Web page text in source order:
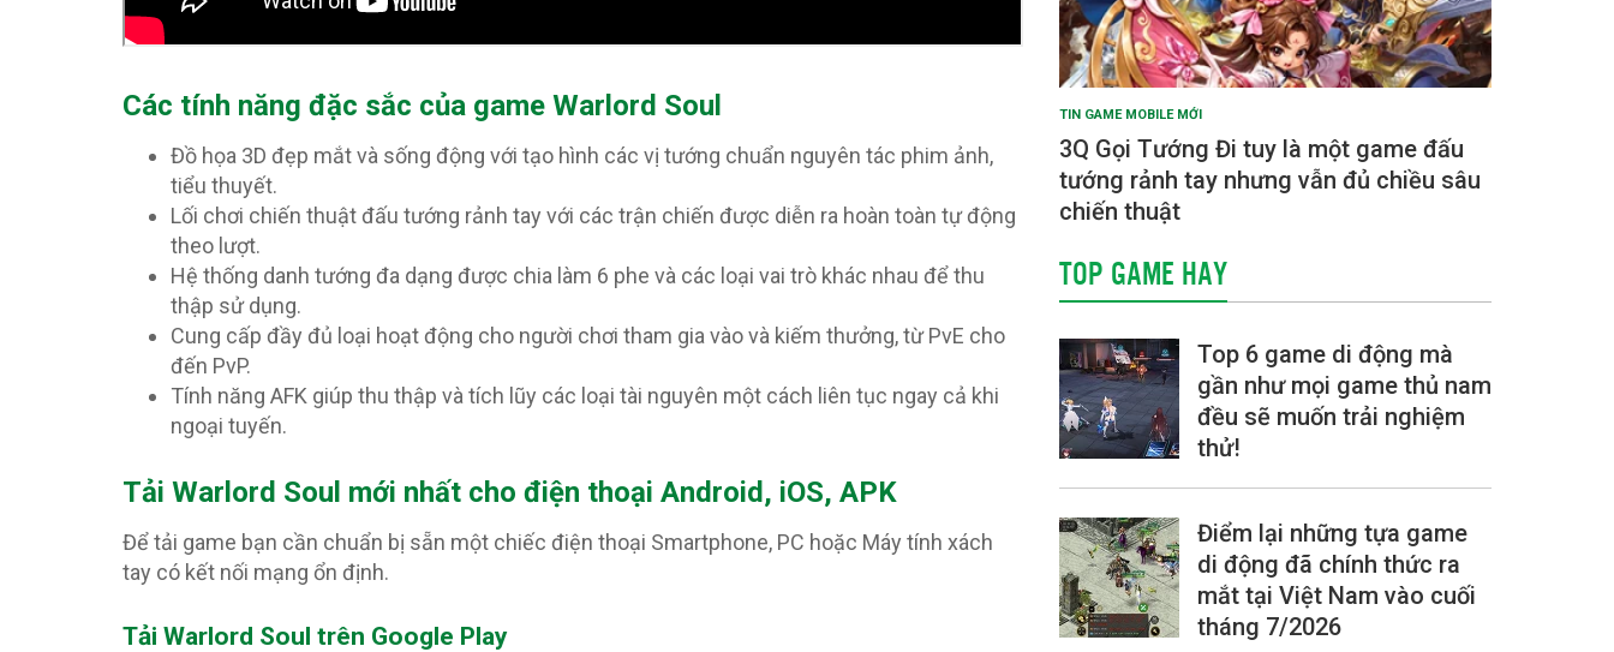
Các tính năng đặc sắc của game Warlord Soul
Đồ họa 3D đẹp mắt và sống động với tạo hình các vị tướng chuẩn nguyên tác phim ảnh,
tiểu thuyết.
Lối chơi chiến thuật đấu tướng rảnh tay với các trận chiến được diễn ra hoàn toàn tự động
theo lượt.
Hệ thống danh tướng đa dạng được chia làm 6 phe và các loại vai trò khác nhau để thu
thập sử dụng.
Cung cấp đầy đủ loại hoạt động cho người chơi tham gia vào và kiếm thưởng, từ PvE cho
đến PvP.
Tính năng AFK giúp thu thập và tích lũy các loại tài nguyên một cách liên tục ngay cả khi
ngoại tuyến.
Tải Warlord Soul mới nhất cho điện thoại Android, iOS, APK
Để tải game bạn cần chuẩn bị sẵn một chiếc điện thoại Smartphone, PC hoặc Máy tính xách
tay có kết nối mạng ổn định.
Tải Warlord Soul trên Google Play
TIN GAME MOBILE MỚI
3Q Gọi Tướng Đi tuy là một game đấu
tướng rảnh tay nhưng vẫn đủ chiều sâu
chiến thuật
TOP GAME HAY
Top 6 game di động mà
gần như mọi game thủ nam
đều sẽ muốn trải nghiệm
thử!
Điểm lại những tựa game
di động đã chính thức ra
mắt tại Việt Nam vào cuối
tháng 7/2026